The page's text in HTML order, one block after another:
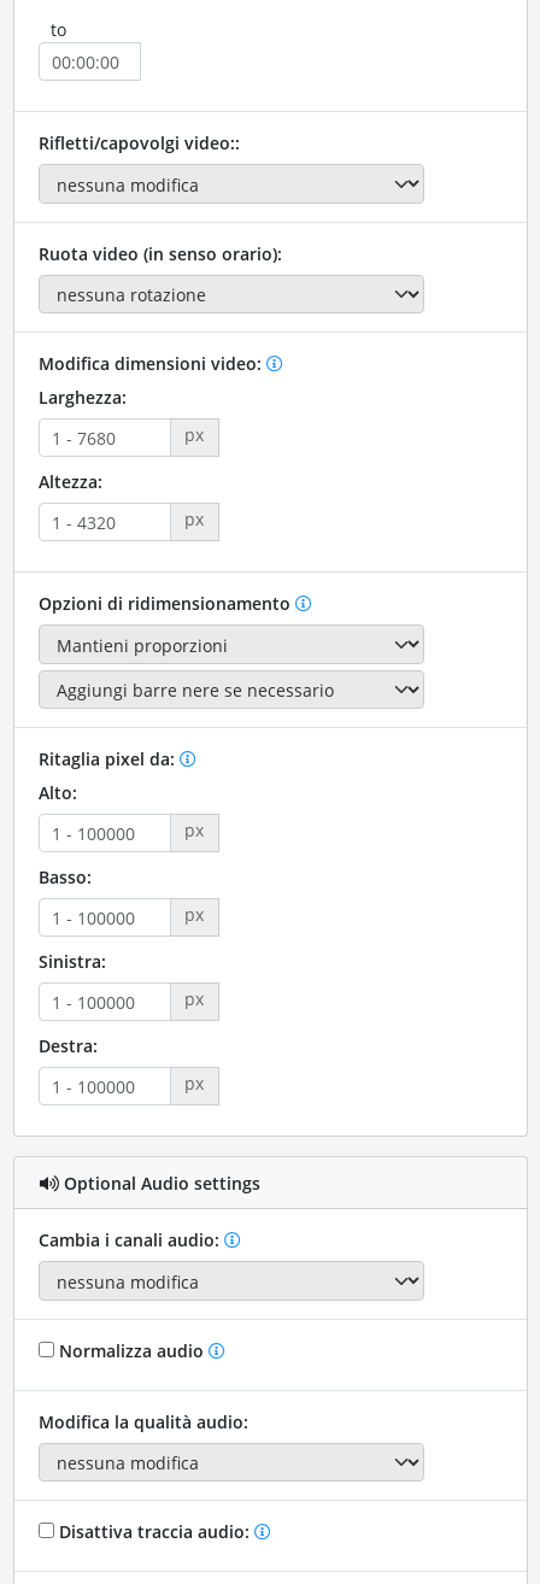
to
Rifletti/capovolgi video::
Ruota video (in senso orario):
Modifica dimensioni video:
Larghezza:
px
Altezza:
px
Opzioni di ridimensionamento
Ritaglia pixel da:
Alto:
px
Basso:
px
Sinistra:
px
Destra:
px
Optional Audio settings
Cambia i canali audio:
Normalizza audio
Modifica la qualità audio:
Disattiva traccia audio: